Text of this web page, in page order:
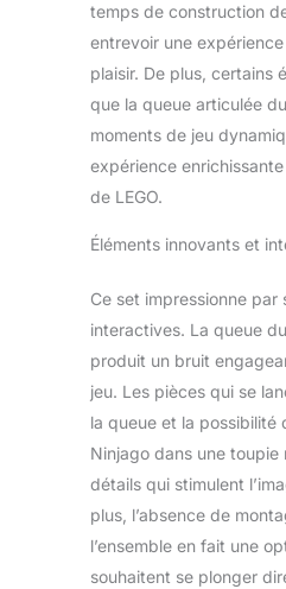
temps de construction
entrevoir une
plaisir. De plus, certains
que la queue articulée
moments de jeu
expérience
de LEGO.
Éléments innovants et
Ce set impressionne par
interactives. La queue
produit un bruit
jeu. Les pièces qui se
la queue et la possibilité
Ninjago dans une
détails qui stimulent
plus, l’absence de
l’ensemble en fait une
souhaitent se plonger